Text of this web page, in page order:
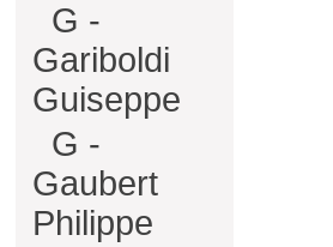
G -
Gariboldi
Guiseppe
G -
Gaubert
Philippe